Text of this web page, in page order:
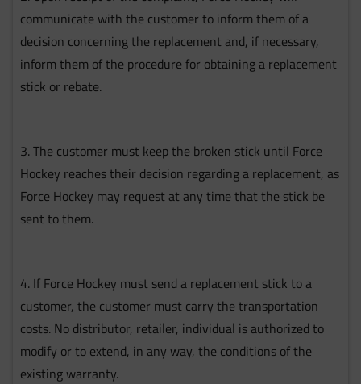
communicate with the customer to inform them of a
decision concerning the replacement and, if necessary,
inform them of the procedure for obtaining a replacement
stick or rebate.
3. The customer must keep the broken stick until Force
Hockey reaches their decision regarding a replacement, as
Force Hockey may request at any time that the stick be
sent to them.
4. If Force Hockey must send a replacement stick to a
customer, the customer must carry the transportation
costs. No distributor, retailer, individual is authorized to
modify or to extend, in any way, the conditions of the
existing warranty.